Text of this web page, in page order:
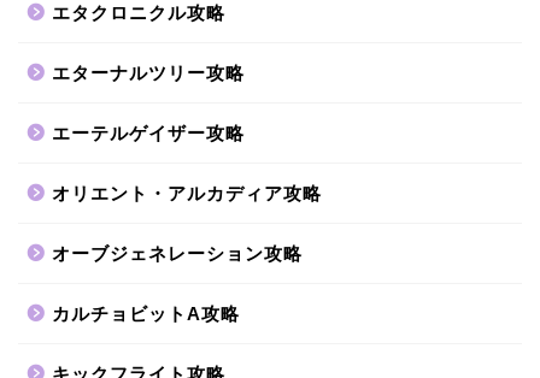
エタクロニクル攻略
エターナルツリー攻略
エーテルゲイザー攻略
オリエント・アルカディア攻略
オーブジェネレーション攻略
カルチョビットA攻略
キックフライト攻略